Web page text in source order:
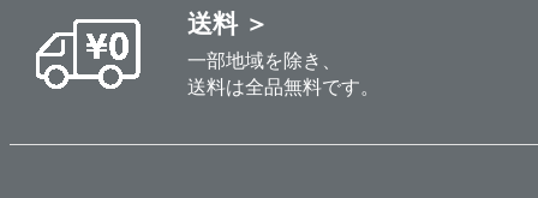
送料 ＞
一部地域を除き、
送料は全品無料です。